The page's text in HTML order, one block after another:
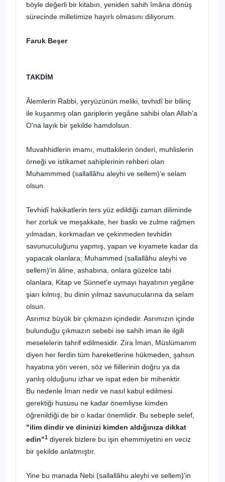
böyle değerli bir kitabın, yeniden sahih îmâna dönüş
sürecinde milletimize hayırlı olmasını diliyorum.
Faruk Beşer
TAKDİM
Âlemlerin Rabbi, yeryüzünün meliki, tevhidî bir bilinç
ile kuşanmış olan gariplerin yegâne sahibi olan Allah'a
O'na layık bir şekilde hamdolsun.
Muvahhidlerin imamı, muttakilerin önderi, muhlislerin
örneği ve istika­met sahiplerinin rehberi olan
Muhammmed (sallallâhu aleyhi ve sellem)'e selam
olsun.
Tevhidî hakikatlerin ters yüz edildiği zaman diliminde
her zorluk ve me­şakkate, her baskı ve zulme rağmen
yılmadan, korkmadan ve çekinmeden tevhidin
savunuculuğunu yapmış, yapan ve kıyamete kadar da
yapacak olanlara; Muhammed (sallallâhu aleyhi ve
sellem)'in âline, ashabına, onlara gü­zelce tabi
olanlara, Kitap ve Sünnet'e uymayı hayatının yegâne
şiarı kılmış, bu dinin yılmaz savunucularına da selam
olsun.
Asrımız büyük bir çıkmazın içindedir. Asrımızın içinde
bulunduğu çıkma­zın sebebi ise sahih iman ile ilgili
meselelerin tahrif edilmesidir. Zira İman, Müslümanım
diyen her ferdin tüm hareketlerine hükmeden, şahsın
hayatına yön veren, söz ve fiillerinin doğru ya da
yanlış olduğunu izhar ve ispat eden bir mihenktir.
Bu nedenle İman nedir ve nasıl kabul edilmesi
gerektiği hususu ne kadar önemliyse kimden
öğrenildiği de bir o kadar önemlidir. Bu sebeple selef,
"ilim dindir ve dininizi kimden aldığınıza dikkat
edin"1 diyerek bizle­re bu işin ehemmiyetini en veciz
bir şekilde anlatmıştır.
Yine bu manada Nebi (sallallâhu aleyhi ve sellem)'in